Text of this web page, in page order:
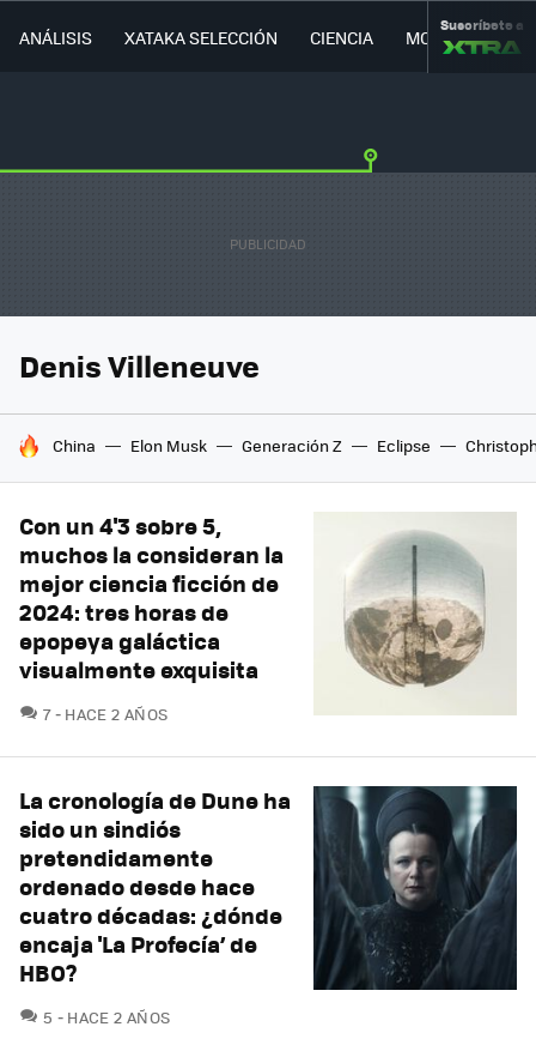
ANÁLISIS XATAKA SELECCIÓN CIENCIA MOVILIDAD
Suscríbete a
Denis Villeneuve
HOY SE HABLA DE
China Elon Musk Generación Z Eclipse
Con un 4'3 sobre 5,
muchos la consideran la
mejor ciencia ficción de
2024: tres horas de
epopeya galáctica
visualmente exquisita
7COMENTARIOS
HACE 2 AÑOS
La cronología de Dune ha
sido un sindiós
pretendidamente
ordenado desde hace
cuatro décadas: ¿dónde
encaja 'La Profecía’ de
HBO?
5 COMENTARIOS
HACE 2 AÑOS